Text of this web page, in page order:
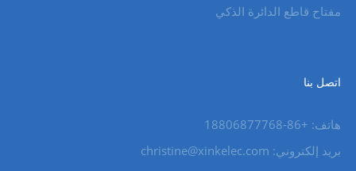
مفتاح قاطع الدائرة الذكي
اتصل بنا
هاتف: +86-18806877768
بريد إلكتروني: christine@xinkelec.com